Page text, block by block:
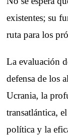
existentes; su
ruta para los
La evaluación
defensa de los
Ucrania, la
transatlántica,
política y la